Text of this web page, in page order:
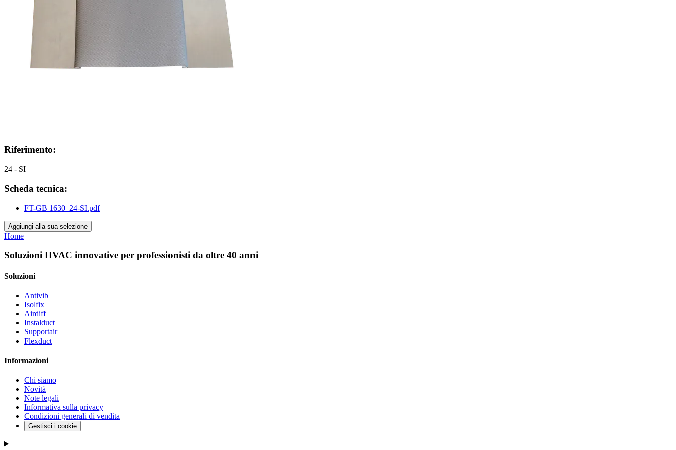
Riferimento:
24 - SI
Scheda tecnica:
FT-GB 1630_24-SI.pdf
Aggiungi alla sua selezione
Home
Soluzioni HVAC innovative per professionisti da oltre 40 anni
Soluzioni
Antivib
Isolfix
Airdiff
Instalduct
Supportair
Flexduct
Informazioni
Chi siamo
Novità
Note legali
Informativa sulla privacy
Condizioni generali di vendita
Gestisci i cookie